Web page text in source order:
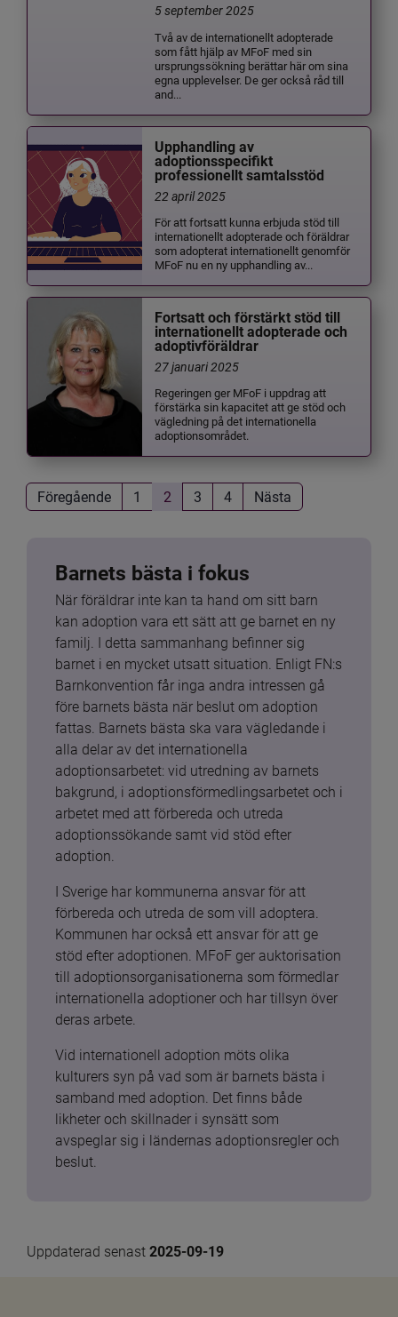
5 september 2025
Två av de internationellt adopterade
som fått hjälp av MFoF med sin
ursprungssökning berättar här om sina
egna upplevelser. De ger också råd till
and...
Upphandling av
adoptionsspecifikt
professionellt samtalsstöd
22 april 2025
För att fortsatt kunna erbjuda stöd till
internationellt adopterade och föräldrar
som adopterat internationellt genomför
MFoF nu en ny upphandling av...
Fortsatt och förstärkt stöd till
internationellt adopterade och
adoptivföräldrar
27 januari 2025
Regeringen ger MFoF i uppdrag att
förstärka sin kapacitet att ge stöd och
vägledning på det internationella
adoptionsområdet.
Föregående 1 2 3 4 Nästa
Barnets bästa i fokus
När föräldrar inte kan ta hand om sitt barn
kan adoption vara ett sätt att ge barnet en ny
familj. I detta sammanhang befinner sig
barnet i en mycket utsatt situation. Enligt FN:s
Barnkonvention får inga andra intressen gå
före barnets bästa när beslut om adoption
fattas. Barnets bästa ska vara vägledande i
alla delar av det internationella
adoptionsarbetet: vid utredning av barnets
bakgrund, i adoptionsförmedlingsarbetet och i
arbetet med att förbereda och utreda
adoptionssökande samt vid stöd efter
adoption.
I Sverige har kommunerna ansvar för att
förbereda och utreda de som vill adoptera.
Kommunen har också ett ansvar för att ge
stöd efter adoptionen. MFoF ger auktorisation
till adoptionsorganisationerna som förmedlar
internationella adoptioner och har tillsyn över
deras arbete.
Vid internationell adoption möts olika
kulturers syn på vad som är barnets bästa i
samband med adoption. Det finns både
likheter och skillnader i synsätt som
avspeglar sig i ländernas adoptionsregler och
beslut.
Uppdaterad senast 2025-09-19